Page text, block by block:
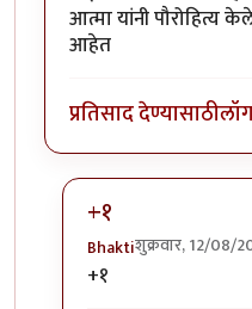
आत्मा यांनी पौरोहित्य
आहेत
प्रतिसाद देण्यासाठी
+१
Bhaktiशुक्रवार, 12/08/
In reply to
+१